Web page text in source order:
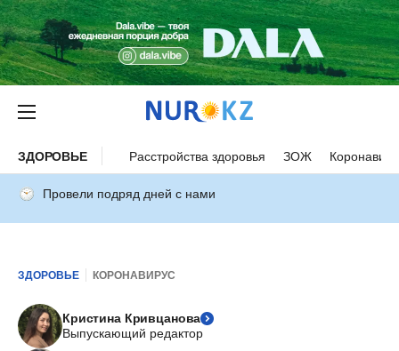
ЗДОРОВЬЕ Расстройства здоровья ЗОЖ
Провели подряд дней с нами
ЗДОРОВЬЕ КОРОНАВИРУС
Кристина Кривцанова
Выпускающий редактор